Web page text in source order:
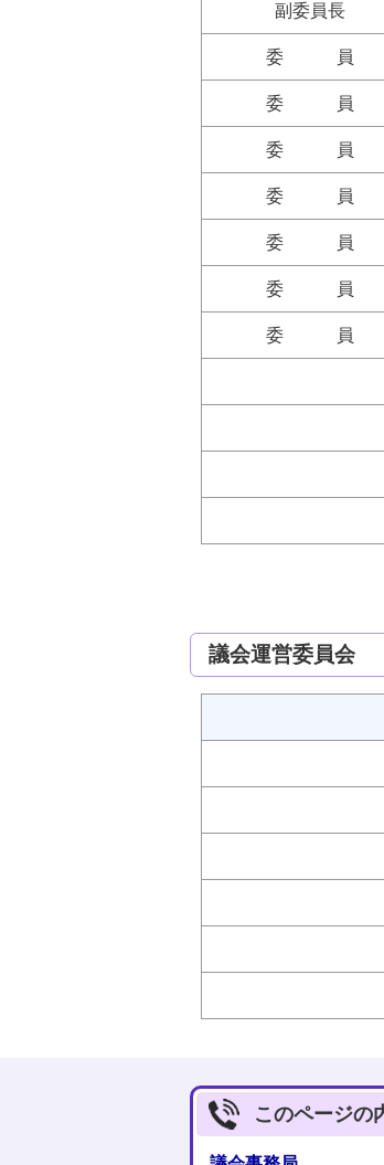
副委員長
委 員
委 員
委 員
委 員
委 員
委 員
委 員
議会運営委員会
このページの